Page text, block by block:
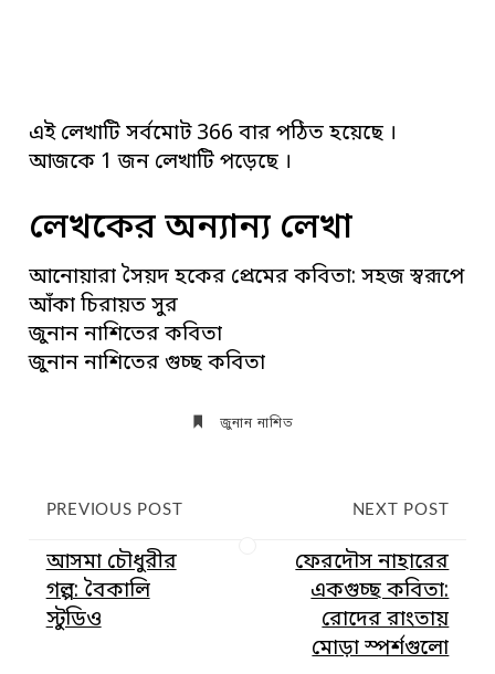
এই লেখাটি সর্বমোট 366 বার পঠিত হয়েছে ।
আজকে 1 জন লেখাটি পড়েছে ।
লেখকের অন্যান্য লেখা
আনোয়ারা সৈয়দ হকের প্রেমের কবিতা: সহজ স্বরূপে
আঁকা চিরায়ত সুর
জুনান নাশিতের কবিতা
জুনান নাশিতের গুচ্ছ কবিতা
জুনান নাশিত
PREVIOUS POST
আসমা চৌধুরীর
গল্প: বৈকালি
স্টুডিও
NEXT POST
ফেরদৌস নাহারের
একগুচ্ছ কবিতা:
রোদের রাংতায়
মোড়া স্পর্শগুলো